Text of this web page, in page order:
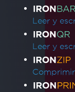
Leer y
Leer y